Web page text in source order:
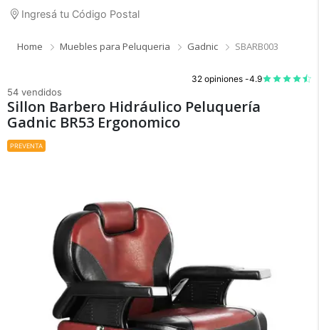
Ingresá tu Código Postal
Home Muebles para Peluqueria Gadnic SBARB003
32 opiniones -4.9
54 vendidos
Sillon Barbero Hidráulico Peluquería
Gadnic BR53 Ergonomico
PREVENTA